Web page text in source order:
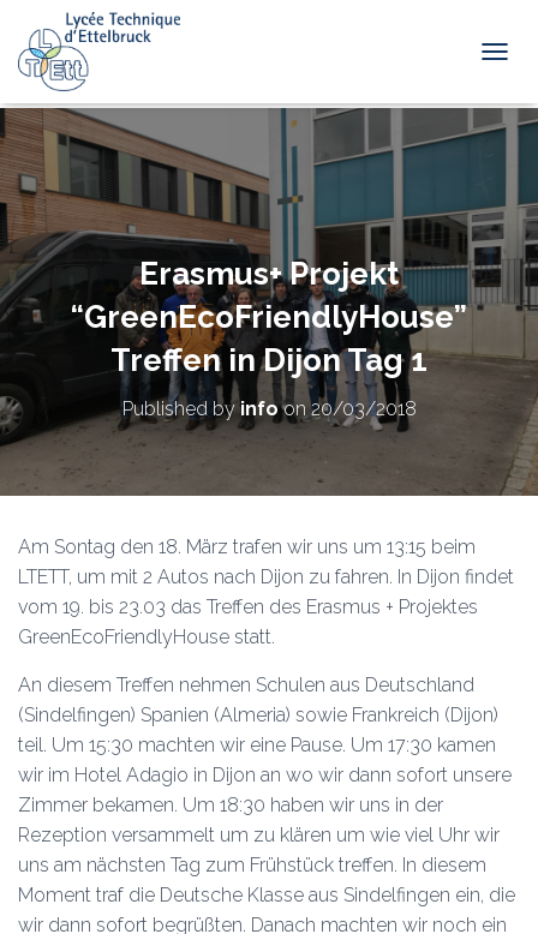
Erasmus+ Projekt
“GreenEcoFriendlyHouse”
Treffen in Dijon Tag 1
Published by infoon 20/03/2018
Am Sontag den 18. März trafen wir uns um 13:15 beim
LTETT, um mit 2 Autos nach Dijon zu fahren. In Dijon findet
vom 19. bis 23.03 das Treffen des Erasmus + Projektes
GreenEcoFriendlyHouse statt.
An diesem Treffen nehmen Schulen aus Deutschland
(Sindelfingen) Spanien (Almeria) sowie Frankreich (Dijon)
teil. Um 15:30 machten wir eine Pause. Um 17:30 kamen
wir im Hotel Adagio in Dijon an wo wir dann sofort unsere
Zimmer bekamen. Um 18:30 haben wir uns in der
Rezeption versammelt um zu klären um wie viel Uhr wir
uns am nächsten Tag zum Frühstück treffen. In diesem
Moment traf die Deutsche Klasse aus Sindelfingen ein, die
wir dann sofort begrüßten. Danach machten wir noch ein